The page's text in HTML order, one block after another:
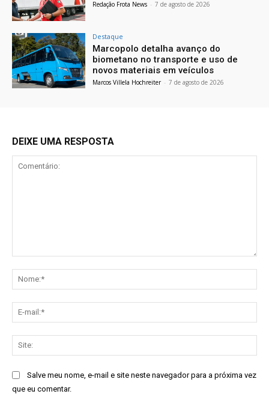
Redação Frota News - 7 de agosto de 2026
Destaque
Marcopolo detalha avanço do
biometano no transporte e uso de
novos materiais em veículos
Marcos Villela Hochreiter - 7 de agosto de 2026
DEIXE UMA RESPOSTA
Salve meu nome, e-mail e site neste navegador para a próxima vez
que eu comentar.